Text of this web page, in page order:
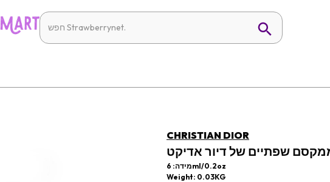
CHRISTIAN DIOR
שפתיים של דיור אדיקט
מידה: 6ml/0.2oz
Weight: 0.03KG